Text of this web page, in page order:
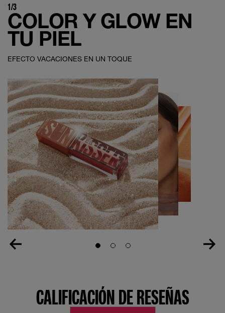
1/3
COLOR Y GLOW EN
TU PIEL
EFECTO VACACIONES EN UN TOQUE
Slide 1Slide 2Slide 3
CALIFICACIÓN DE RESEÑAS